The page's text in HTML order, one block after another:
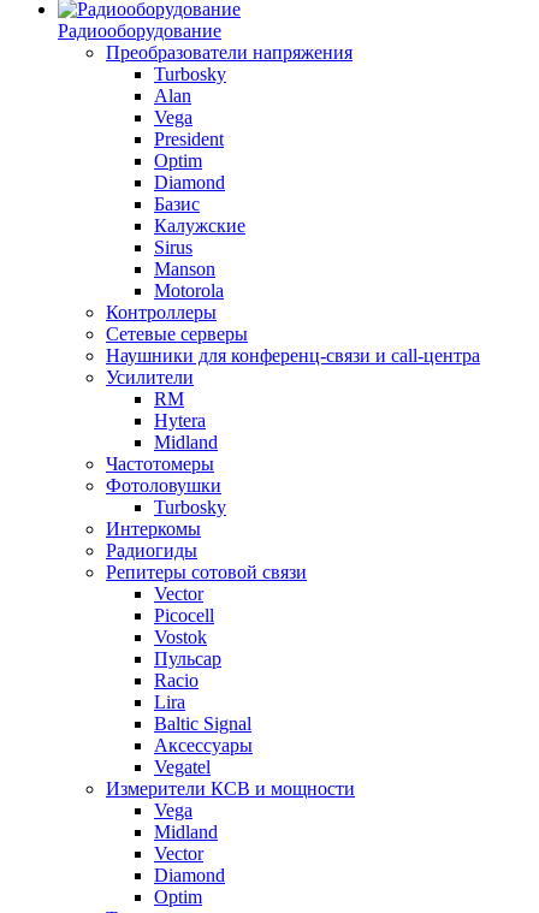
Радиооборудование
Преобразователи напряжения
Turbosky
Alan
Vega
President
Optim
Diamond
Базис
Калужские
Sirus
Manson
Motorola
Контроллеры
Сетевые серверы
Наушники для конференц-связи и call-центра
Усилители
RM
Hytera
Midland
Частотомеры
Фотоловушки
Turbosky
Интеркомы
Радиогиды
Репитеры сотовой связи
Vector
Picocell
Vostok
Пульсар
Racio
Lira
Baltic Signal
Аксессуары
Vegatel
Измерители КСВ и мощности
Vega
Midland
Vector
Diamond
Optim